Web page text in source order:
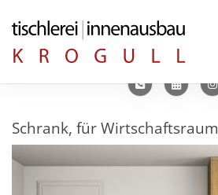
Schrank, für Wirtschaftsraum